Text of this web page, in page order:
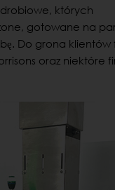
drobiowe, których
gotowane na
Do grona klientów
oraz niektóre